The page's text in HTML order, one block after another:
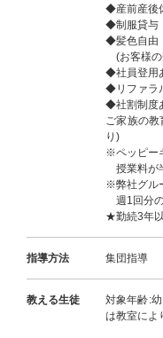
◆産前産後
◆制服貸与
◆髪色自由
(お客様の
◆社員登用
◆リファラ
◆社割制度
ご家族の
り)
※ペッピー
授業料が
※弊社グル
週1回分
★勤続3年
指導方法 集団指導
教える生徒
対象年齢:
は教室によ